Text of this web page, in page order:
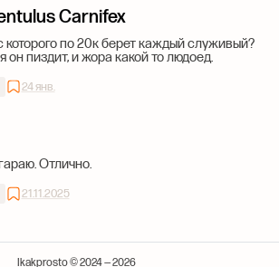
Carnifex
которого по 20к берет каждый служивый?
он пиздит, и жора какой то людоед.
24 янв.
Отлично.
21.11.2025
Ikakprosto © 2024 — 2026